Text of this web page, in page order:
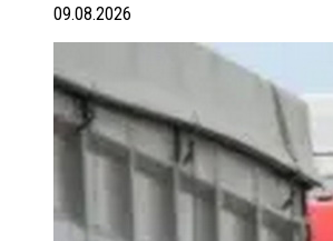
09.08.2026